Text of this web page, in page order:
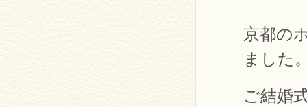
京都の
ました
ご結婚